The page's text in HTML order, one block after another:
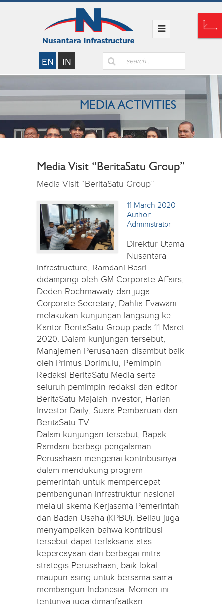
MEDIA ACTIVITIES
Media Visit “BeritaSatu Group”
Media Visit “BeritaSatu Group”
11 March 2020
Author:
Administrator
Direktur Utama
Nusantara
Infrastructure, Ramdani Basri
didampingi oleh GM Corporate Affairs,
Deden Rochmawaty dan juga
Corporate Secretary, Dahlia Evawani
melakukan kunjungan langsung ke
Kantor BeritaSatu Group pada 11 Maret
2020. Dalam kunjungan tersebut,
Manajemen Perusahaan disambut baik
oleh Primus Dorimulu, Pemimpin
Redaksi BeritaSatu Media serta
seluruh pemimpin redaksi dan editor
BeritaSatu Majalah Investor, Harian
Investor Daily, Suara Pembaruan dan
BeritaSatu TV.
Dalam kunjungan tersebut, Bapak
Ramdani berbagi pengalaman
Perusahaan mengenai kontribusinya
dalam mendukung program
pemerintah untuk mempercepat
pembangunan infrastruktur nasional
melalui skema Kerjasama Pemerintah
dan Badan Usaha (KPBU). Beliau juga
menyampaikan bahwa kontribusi
tersebut dapat terlaksana atas
kepercayaan dari berbagai mitra
strategis Perusahaan, baik lokal
maupun asing untuk bersama-sama
membangun Indonesia. Momen ini
tentunya juga dimanfaatkan